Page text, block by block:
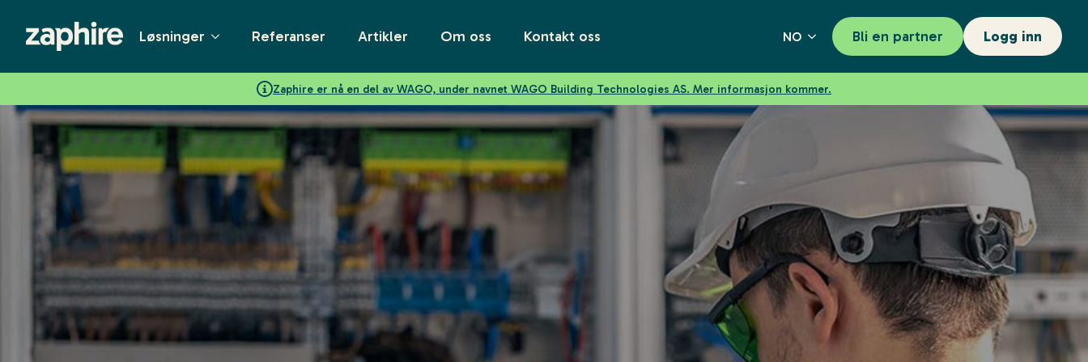
Løsninger Referanser Artikler Om oss Kontakt oss NO Bli en partner Logg inn
Zaphire er nå en del av WAGO, under navnet WAGO Building Technologies AS. Mer informasjon kommer.